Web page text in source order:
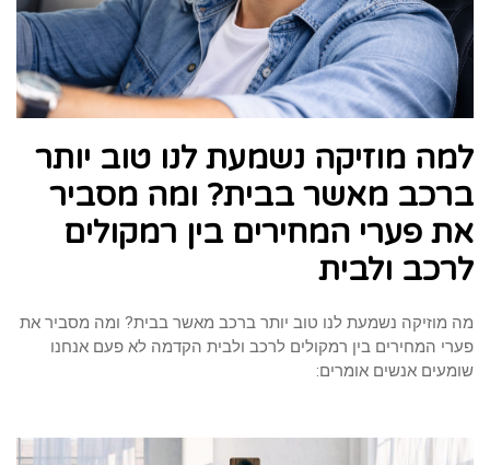
למה מוזיקה נשמעת לנו טוב יותר
ברכב מאשר בבית? ומה מסביר
את פערי המחירים בין רמקולים
לרכב ולבית
מה מוזיקה נשמעת לנו טוב יותר ברכב מאשר בבית? ומה מסביר את
פערי המחירים בין רמקולים לרכב ולבית הקדמה לא פעם אנחנו
שומעים אנשים אומרים: